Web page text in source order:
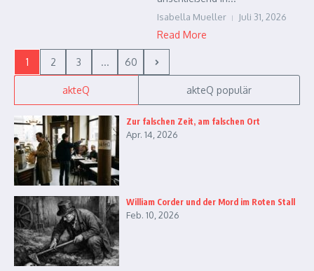
Isabella Mueller Juli 31, 2026
Read More
1 2 3 ... 60
akteQ akteQ populär
Zur falschen Zeit, am falschen Ort
Apr. 14, 2026
William Corder und der Mord im Roten Stall
Feb. 10, 2026